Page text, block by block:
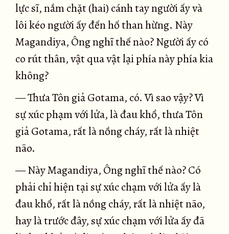
lực sĩ, nắm chặt (hai) cánh tay người ấy và
lôi kéo người ấy đến hố than hừng. Này
Magandiya, Ông nghĩ thế nào? Người ấy có
co rút thân, vật qua vật lại phía này phía kia
không?
— Thưa Tôn giả Gotama, có. Vì sao vậy? Vì
sự xúc phạm với lửa, là đau khổ, thưa Tôn
giả Gotama, rất là nồng cháy, rất là nhiệt
não.
— Này Magandiya, Ông nghĩ thế nào? Có
phải chỉ hiện tại sự xúc chạm với lửa ấy là
đau khổ, rất là nồng cháy, rất là nhiệt não,
hay là trước đây, sự xúc chạm với lửa ấy đã